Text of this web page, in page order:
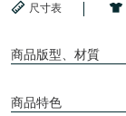
尺寸表
商品版型、材質
商品特色